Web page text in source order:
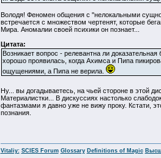
Володя! Феномен общения с "нелокальными
встречается с множеством чертенят, которые
Мира. Аномалии своей психики он познает...
Цитата:
Возникает вопрос - релевантна ли
хорошо проявилась, когда Ахимса и Пипа
ощущениями, а Пипа не верила.
Ну... вы догадываетесь, на чьей стороне в этой
Материалистки... В дискуссиях настолько
фантазмами я давно уже не вижу проку. Кстати,
познания.
Vitaliy: SCIES Forum Glossary Definitions of Magic